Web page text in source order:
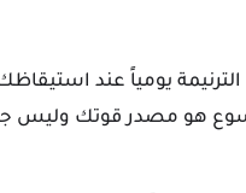
الترنيمة يومياً عند
هو مصدر قوتك وليس